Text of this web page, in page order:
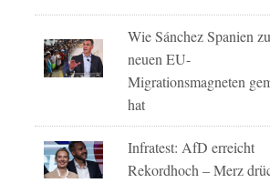
Wie Sánchez Spanien
neuen EU-
Migrationsmagneten
hat
Infratest: AfD erreicht
Rekordhoch – Merz